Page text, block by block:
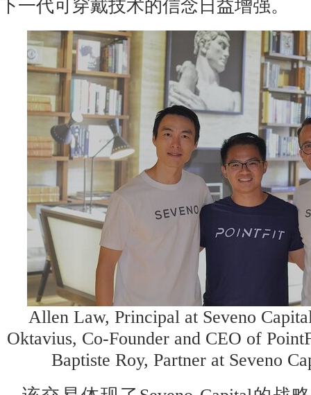
下一代可穿戴技术的信念日益增强。
Allen Law, Principal at Seveno
Oktavius, Co-Founder and CEO of
Baptiste Roy, Partner at Seveno